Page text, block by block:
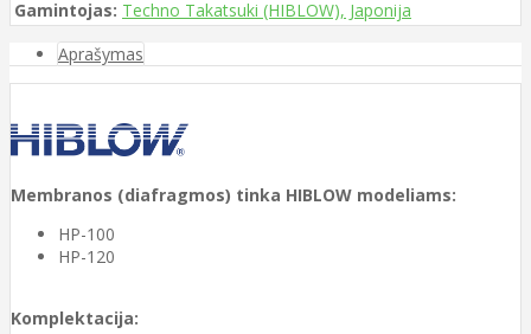
Gamintojas: Techno Takatsuki (HIBLOW), Japonija
Aprašymas
Membranos (diafragmos) tinka HIBLOW modeliams:
HP-100
HP-120
Komplektacija: